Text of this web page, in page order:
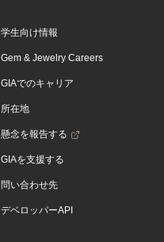
学生向け情報
Gem & Jewelry Careers
GIAでのキャリア
所在地
懸念を報告する
GIAを支援する
問い合わせ先
デベロッパーAPI